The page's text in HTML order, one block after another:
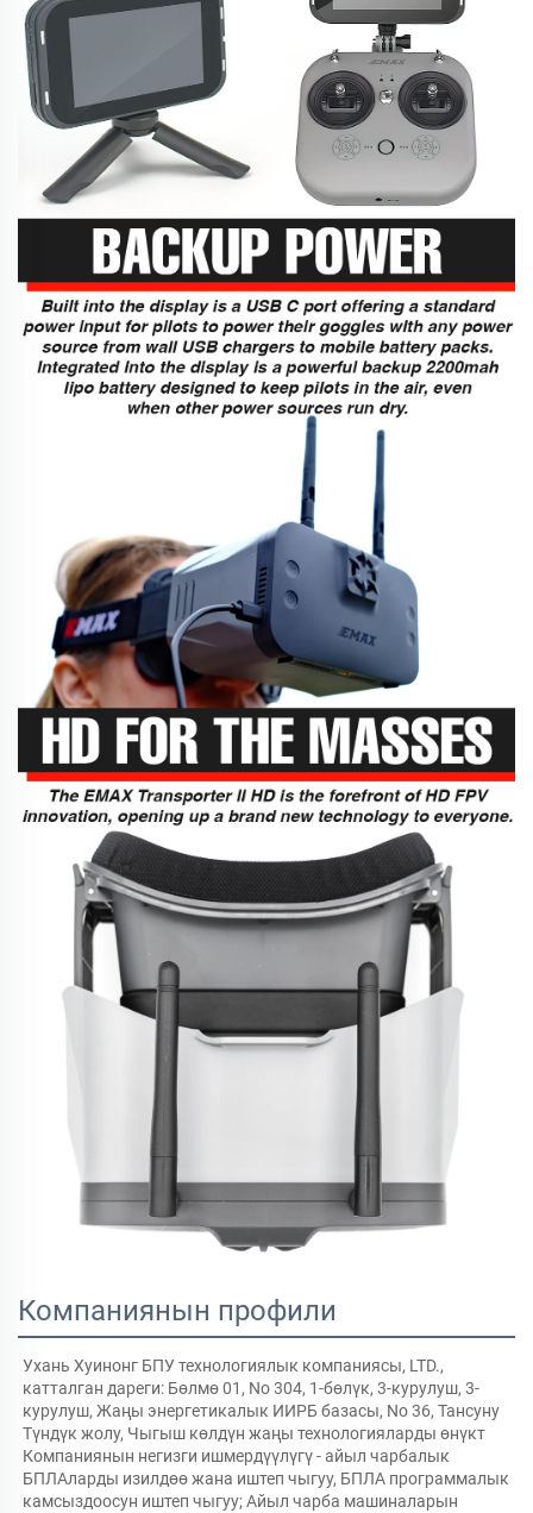
Компаниянын профили
Ухань Хуинонг БПУ технологиялык компаниясы, LTD.,
катталган дареги: Бөлмө 01, No 304, 1-бөлүк, 3-курулуш, 3-
курулуш, Жаңы энергетикалык ИИРБ базасы, No 36, Тансуну
Түндүк жолу, Чыгыш көлдүн жаңы технологияларды өнүкт
Компаниянын негизги ишмердүүлүгү - айыл чарбалык
БПЛАларды изилдөө жана иштеп чыгуу, БПЛА программалык
камсыздоосун иштеп чыгуу; Айыл чарба машиналарын